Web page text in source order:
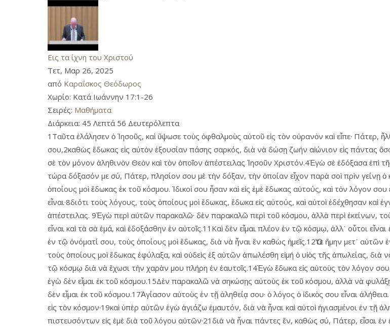
Εις τα ίχνη του Χριστού
Τετ, Μαρ 26, 2025
από Καραΐσκος Θεόδωρος
Χωρίο: Κατά Ιωάννην 17:1-26
Σειρές: Μαθήματα
Διάρκεια: 45 Λεπτά 56 Δευτερόλεπτα
1Ταῦτα ἐλάλησεν ὁ Ἰησοῦς, καὶ ὕψωσε τοὺς ὀφθαλμοὺς αὑτοῦ εἰς τὸν οὐρανὸν καὶ εἶπε· Πάτερ,
σου,2καθὼς ἔδωκας εἰς αὐτὸν ἐξουσίαν πάσης σαρκός, διὰ νὰ δώσῃ ζωήν αἰώνιον εἰς πάντας
σὲ τὸν μόνον ἀληθινὸν Θεὸν καὶ τὸν ὁποῖον ἀπέστειλας Ἰησοῦν Χριστόν.4Ἐγὼ σὲ ἐδόξασα ἐπὶ
τώρα δόξασόν με σύ, Πάτερ, πλησίον σου μὲ τὴν δόξαν, τὴν ὁποίαν εἶχον παρὰ σοὶ πρὶν
ὁποίους μοὶ ἔδωκας ἐκ τοῦ κόσμου. Ἰδικοὶ σου ἦσαν καὶ εἰς ἐμὲ ἔδωκας αὐτούς, καὶ τὸν λόγον
εἶναι·8διότι τοὺς λόγους, τοὺς ὁποίους μοὶ ἔδωκας, ἔδωκα εἰς αὐτούς, καὶ αὐτοὶ ἐδέχθησαν
ἀπέστειλας. 9Ἐγὼ περὶ αὐτῶν παρακαλῶ· δὲν παρακαλῶ περὶ τοῦ κόσμου, ἀλλὰ περὶ ἐκείνων,
εἶναι καὶ τὰ σὰ ἐμά, καὶ ἐδοξάσθην ἐν αὐτοῖς.11Καὶ δὲν εἶμαι πλέον ἐν τῷ κόσμῳ, ἀλλ᾿ οὗτοι
ἐν τῷ ὀνόματί σου, τοὺς ὁποίους μοὶ ἔδωκας, διὰ νὰ ἦναι ἕν καθὼς ἡμεῖς.12Ὅτε ἤμην μετ᾿
τοὺς ὁποίους μοὶ ἔδωκας ἐφύλαξα, καὶ οὐδεὶς ἐξ αὐτῶν ἀπωλέσθη εἰμή ὁ υἱὸς τῆς ἀπωλείας,
τῷ κόσμῳ διὰ νὰ ἔχωσι τὴν χαρὰν μου πλήρη ἐν ἑαυτοῖς.14Ἐγὼ ἔδωκα εἰς αὐτοὺς τὸν λόγον
ἐγὼ δὲν εἶμαι ἐκ τοῦ κόσμου.15Δὲν παρακαλῶ νὰ σηκώσῃς αὐτοὺς ἐκ τοῦ κόσμου, ἀλλὰ νὰ
δὲν εἶμαι ἐκ τοῦ κόσμου.17Ἁγίασον αὐτοὺς ἐν τῇ ἀληθείᾳ σου· ὁ λόγος ὁ ἰδικὸς σου εἶναι
εἰς τὸν κόσμον·19καὶ ὑπὲρ αὐτῶν ἐγὼ ἁγιάζω ἐμαυτόν, διὰ νὰ ἦναι καὶ αὐτοὶ ἡγιασμένοι ἐν τῇ
πιστευσόντων εἰς ἐμὲ διὰ τοῦ λόγου αὐτῶν·21διὰ νὰ ἦναι πάντες ἕν, καθὼς σύ, Πάτερ, εἶσαι ἐν